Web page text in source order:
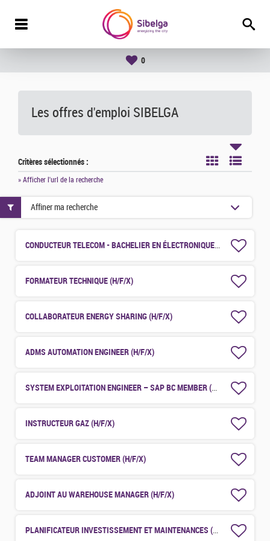
0
Les offres d'emploi SIBELGA
Critères sélectionnés :
» Afficher l'url de la recherche
CONDUCTEUR TELECOM - BACHELIER EN ÉLECTRONIQUE JUNIOR (H/F/X)
FORMATEUR TECHNIQUE (H/F/X)
COLLABORATEUR ENERGY SHARING (H/F/X)
ADMS AUTOMATION ENGINEER (H/F/X)
SYSTEM EXPLOITATION ENGINEER – SAP BC MEMBER (H/F/X)
INSTRUCTEUR GAZ (H/F/X)
TEAM MANAGER CUSTOMER (H/F/X)
ADJOINT AU WAREHOUSE MANAGER (H/F/X)
PLANIFICATEUR INVESTISSEMENT ET MAINTENANCES (H/F/X)
Affiner ma recherche